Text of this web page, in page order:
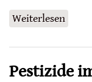
Weiterlesen
Pestizide